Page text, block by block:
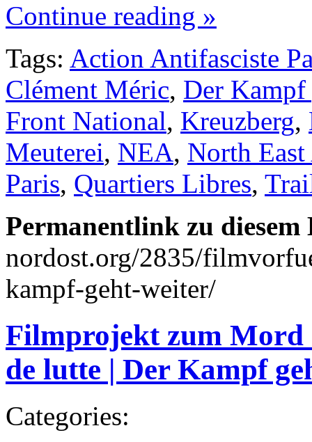
Continue reading »
Tags: Action Antifasciste
Clément Méric, Der Kampf
Front National, Kreuzberg,
Meuterei, NEA, North
Paris, Quartiers Libres,
Permanentlink zu
nordost.org/2835/
kampf-geht-weiter/
Filmprojekt zum Mord
de lutte | Der Kampf
Categories: